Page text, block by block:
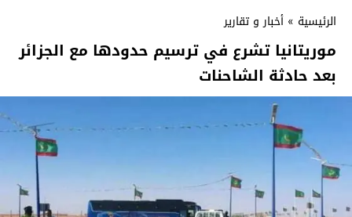
الرئيسية » أخبار و تقارير
موريتانيا تشرع في ترسيم حدودها مع الجزائر
بعد حادثة الشاحنات